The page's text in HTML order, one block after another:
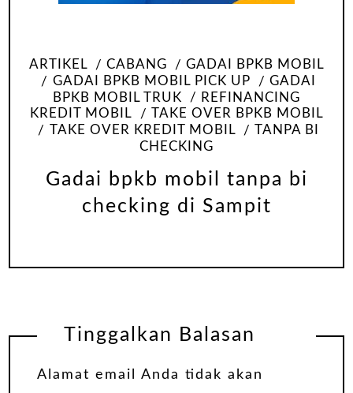
ARTIKEL CABANG
GADAI BPKB MOBIL
GADAI BPKB MOBIL PICK UP
GADAI
BPKB MOBIL TRUK
REFINANCING
KREDIT MOBIL
TAKE OVER BPKB MOBIL
TAKE OVER KREDIT MOBIL
TANPA BI
CHECKING
Gadai bpkb mobil tanpa bi
checking di Sampit
Tinggalkan Balasan
Alamat email Anda tidak akan